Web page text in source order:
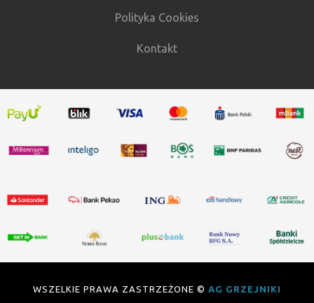
Polityka Cookies
Kontakt
WSZELKIE PRAWA ZASTRZEŻONE © AG GRZEJNIKI